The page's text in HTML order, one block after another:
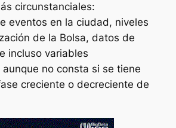
circunstanciales:
eventos en la ciudad, niveles
de la Bolsa, datos de
incluso variables
no consta si se tiene
creciente o decreciente de